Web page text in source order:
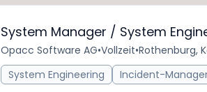
System Manager / System
Opacc Software AG•Vollzeit•Rothenburg,
System Engineering
Incident-